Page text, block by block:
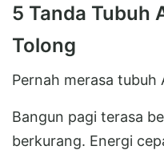
5 Tanda Tubuh
Tolong
Pernah merasa
Bangun pagi terasa
berkurang. Energi